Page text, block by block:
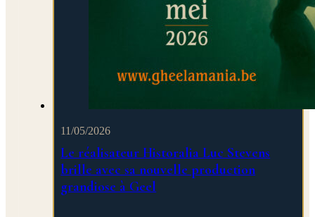
11/05/2026
Le réalisateur Historalia Luc Stevens
brille avec sa nouvelle production
grandiose à Geel